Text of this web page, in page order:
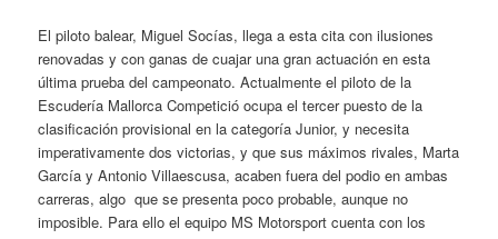
El piloto balear, Miguel Socías, llega a esta cita con ilusiones
renovadas y con ganas de cuajar una gran actuación en esta
última prueba del campeonato. Actualmente el piloto de la
Escudería Mallorca Competició ocupa el tercer puesto de la
clasificación provisional en la categoría Junior, y necesita
imperativamente dos victorias, y que sus máximos rivales, Marta
García y Antonio Villaescusa, acaben fuera del podio en ambas
carreras, algo que se presenta poco probable, aunque no
imposible. Para ello el equipo MS Motorsport cuenta con los